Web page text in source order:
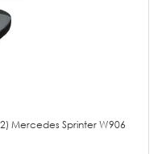
Mercedes Sprinter W906